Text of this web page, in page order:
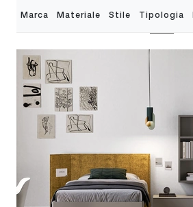
Marca Materiale Stile Tipologia